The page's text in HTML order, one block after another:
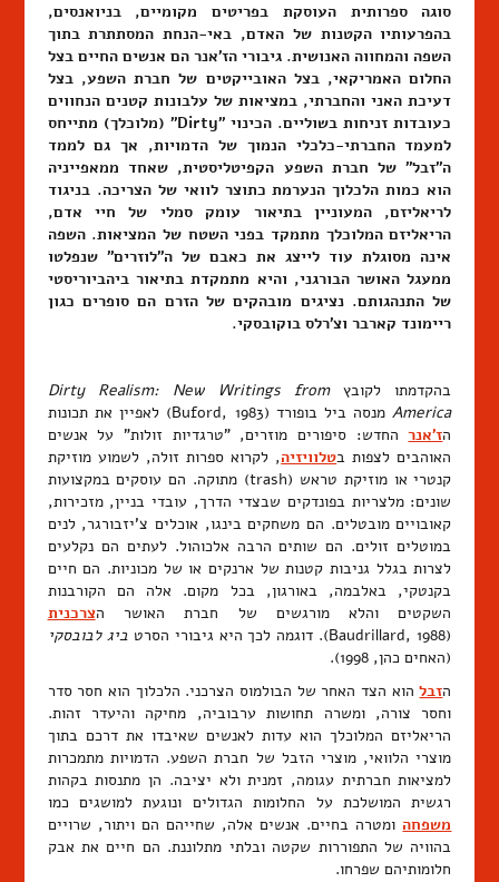
סוגה ספרותית העוסקת בפריטים מקומיים, בניואנסים,
בהפרעותיו הקטנות של האדם, באי-הנחת המסתתרת בתוך
השפה והמחווה האנושית. גיבורי הז'אנר הם אנשים החיים בצל
החלום האמריקאי, בצל האובייקטים של חברת השפע, בצל
דעיכת האני והחברתי, במציאות של עלבונות קטנים הנחווים
כעובדות זניחות בשוליים. הכינוי "Dirty" (מלוכלך) מתייחס
למעמד החברתי-כלכלי הנמוך של הדמויות, אך גם לממד
ה"זבל" של חברת השפע הקפיטליסטית, שאחד ממאפייניה
הוא כמות הלכלוך הנערמת כתוצר לוואי של הצריכה. בניגוד
לריאליזם, המעוניין בתיאור עומק סמלי של חיי אדם,
הריאליזם המלוכלך מתמקד בפני השטח של המציאות. השפה
אינה מסוגלת עוד לייצג את כאבם של ה"לוזרים" שנפלטו
ממעגל האושר הבורגני, והיא מתמקדת בתיאור ביהביוריסטי
של התנהגותם. נציגים מובהקים של הזרם הם סופרים כגון
ריימונד קארבר וצ'רלס בוקובסקי.
בהקדמתו לקובץDirty Realism: New Writings from
America
מנסה ביל בופורד (Buford, 1983) לאפיין את תכונות
הז'אנרהחדש: סיפורים מוזרים, "טרגדיות זולות" על אנשים
האוהבים לצפות בטלוויזיה, לקרוא ספרות זולה, לשמוע מוזיקת
קנטרי או מוזיקת טראש (trash) מתוקה. הם עוסקים במקצועות
שונים: מלצריות בפונדקים שבצדי הדרך, עובדי בניין, מזכירות,
קאובויים מובטלים. הם משחקים בינגו, אוכלים צ'יזבורגר, לנים
במוטלים זולים. הם שותים הרבה אלכוהול. לעתים הם נקלעים
לצרות בגלל גניבות קטנות של ארנקים או של מכוניות. הם חיים
בקנטקי, באלבמה, באורגון, בכל מקום. אלה הם הקורבנות
השקטים והלא מורגשים של חברת האושר הצרכנית
(Baudrillard, 1988). דוגמה לכך היא גיבורי הסרט
ביג לבובסקי
(האחים כהן, 1998).
הזבלהוא הצד האחר של הבולמוס הצרכני. הלכלוך הוא חסר סדר
וחסר צורה, ומשרה תחושות ערבוביה, מחיקה והיעדר זהות.
הריאליזם המלוכלך הוא עדות לאנשים שאיבדו את דרכם בתוך
מוצרי הלוואי, מוצרי הזבל של חברת השפע. הדמויות מתמכרות
למציאות חברתית עגומה, זמנית ולא יציבה. הן מתנסות בקהות
רגשית המושלכת על החלומות הגדולים ונוגעת למושגים כמו
משפחה ומטרה בחיים. אנשים אלה, שחייהם הם ויתור, שרויים
בהוויה של התפוררות שקטה ובלתי מתלוננת. הם חיים את אבק
חלומותיהם שפרחו.